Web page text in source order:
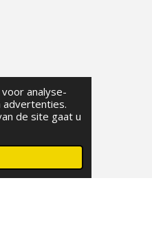
analyse-
advertenties.
de site gaat u